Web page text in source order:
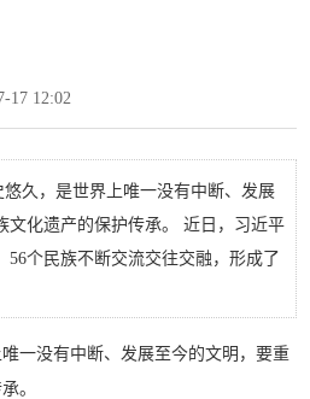
17 12:02
久，是世界上唯一没有中断、发展
文化遗产的保护传承。 近日，习近平
56个民族不断交流交往交融，形成了
一没有中断、发展至今的文明，要重
。